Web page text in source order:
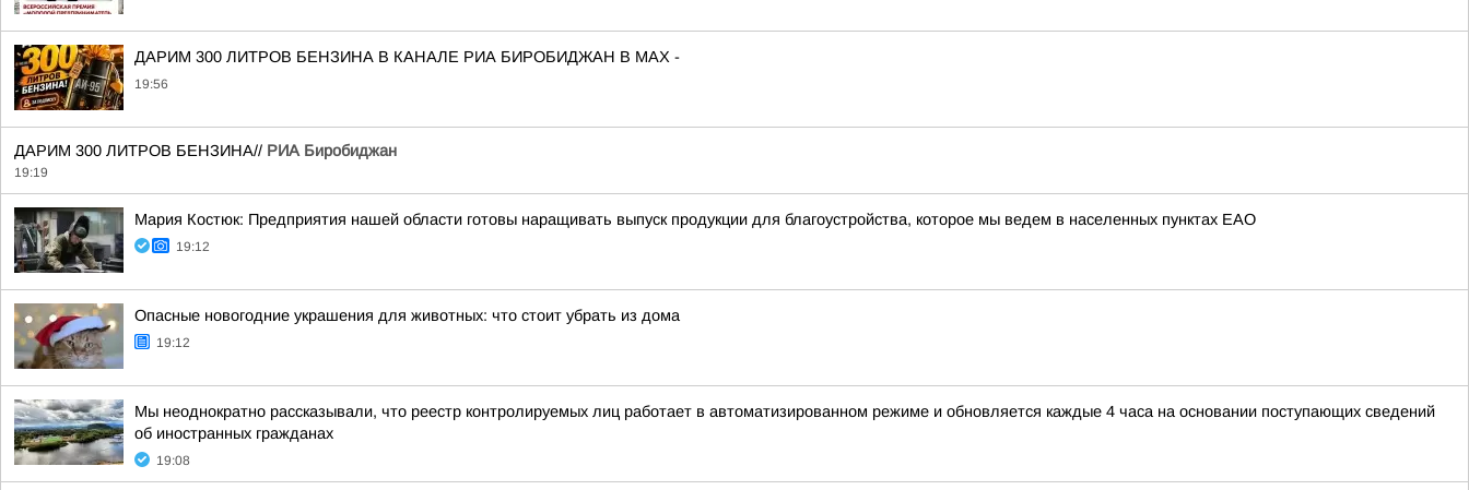
ДАРИМ 300 ЛИТРОВ БЕНЗИНА В КАНАЛЕ РИА БИРОБИДЖАН В МАХ -
19:56
ДАРИМ 300 ЛИТРОВ БЕНЗИНА// РИА Биробиджан
19:19
Мария Костюк: Предприятия нашей области готовы наращивать выпуск продукции для благоустройства, которое мы ведем в населенных пунктах ЕАО
19:12
Опасные новогодние украшения для животных: что стоит убрать из дома
19:12
Мы неоднократно рассказывали, что реестр контролируемых лиц работает в автоматизированном режиме и обновляется каждые 4 часа на основании поступающих сведений
об иностранных гражданах
19:08